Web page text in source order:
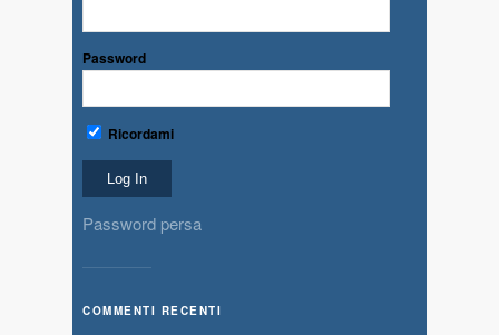
Password
Ricordami
Password persa
COMMENTI RECENTI